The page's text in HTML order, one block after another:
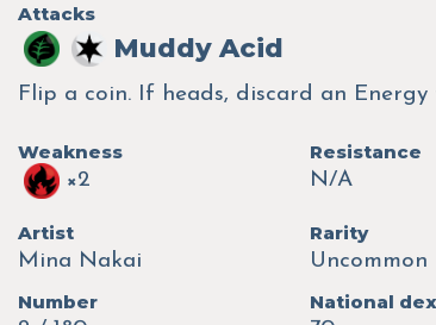
Attacks
Muddy Acid
Flip a coin. If heads, discard an
Weakness
×2
Resistance
N/A
Artist
Mina Nakai
Rarity
Uncommon
Number
National dex